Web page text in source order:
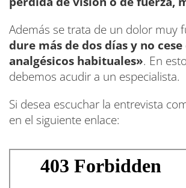
Además se trata de un dolor muy
dure más de dos días y no cese
analgésicos habituales». En
debemos acudir a un especialista.
Si desea escuchar la entrevista
en el siguiente enlace: